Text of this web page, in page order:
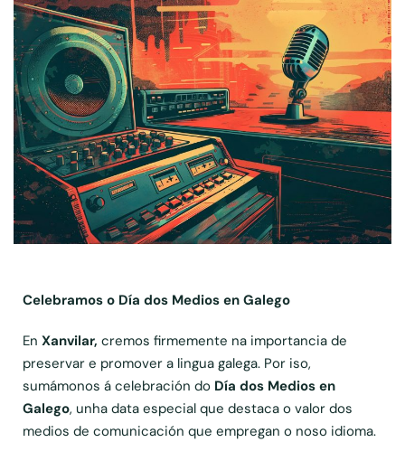
Celebramos o Día dos Medios en Galego
En Xanvilar, cremos firmemente na importancia de
preservar e promover a lingua galega. Por iso,
sumámonos á celebración do Día dos Medios en
Galego, unha data especial que destaca o valor dos
medios de comunicación que empregan o noso idioma.